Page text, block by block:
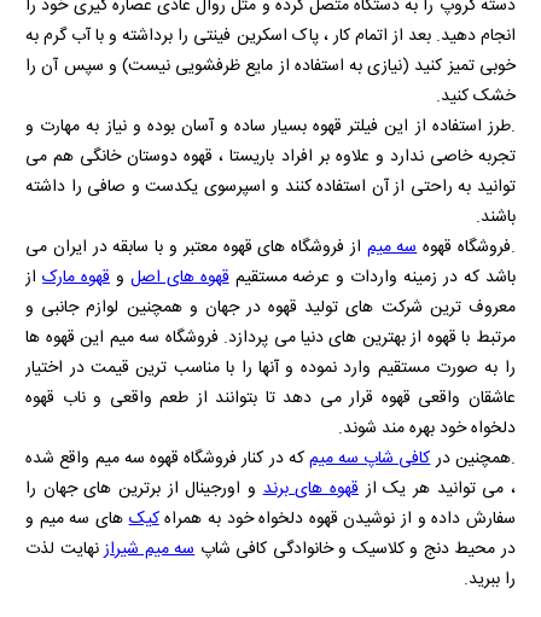
دسته گروپ را به دستگاه متصل کرده و مثل روال عادی عصاره گیری خود را
انجام دهید. بعد از اتمام کار ، پاک اسکرین فینتی را برداشته و با آب گرم به
خوبی تمیز کنید (نیازی به استفاده از مایع ظرفشویی نیست) و سپس آن را
خشک کنید.
.طرز استفاده از این فیلتر قهوه بسیار ساده و آسان بوده و نیاز به مهارت و
تجربه خاصی ندارد و علاوه بر افراد باریستا ، قهوه دوستان خانگی هم می
توانید به راحتی از آن استفاده کنند و اسپرسوی یکدست و صافی را داشته
باشند.
.فروشگاه قهوهسه میم از فروشگاه های قهوه معتبر و با سابقه در ایران می
باشد که در زمینه واردات و عرضه مستقیمقهوه های اصل و قهوه مارکاز
معروف ترین شرکت های تولید قهوه در جهان و همچنین لوازم جانبی و
مرتبط با قهوه از بهترین های دنیا می پردازد. فروشگاه سه میم این قهوه ها
را به صورت مستقیم وارد نموده و آنها را با مناسب ترین قیمت در اختیار
عاشقان واقعی قهوه قرار می دهد تا بتوانند از طعم واقعی و ناب قهوه
دلخواه خود بهره مند شوند.
.همچنین درکافی شاپ سه میمکه در کنار فروشگاه قهوه سه میم واقع شده
، می توانید هر یک ازقهوه های برندو اورجینال از برترین های جهان را
سفارش داده و از نوشیدن قهوه دلخواه خود به همراهکیکهای سه میم و
در محیط دنج و کلاسیک و خانوادگی کافی شاپسه میم شیرازنهایت لذت
را ببرید.